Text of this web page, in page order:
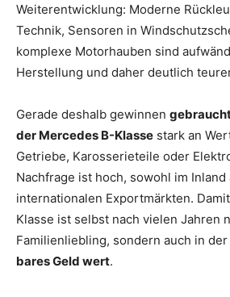
Weiterentwicklung: Moderne
Technik, Sensoren in
komplexe Motorhauben sind
Herstellung und daher deutlich
Gerade deshalb gewinnen
der Mercedes B-Klasse stark an
Getriebe, Karosserieteile oder
Nachfrage ist hoch, sowohl im Inland
internationalen Exportmärkten.
Klasse ist selbst nach vielen Jahren
Familienliebling, sondern auch in der
bares Geld wert.